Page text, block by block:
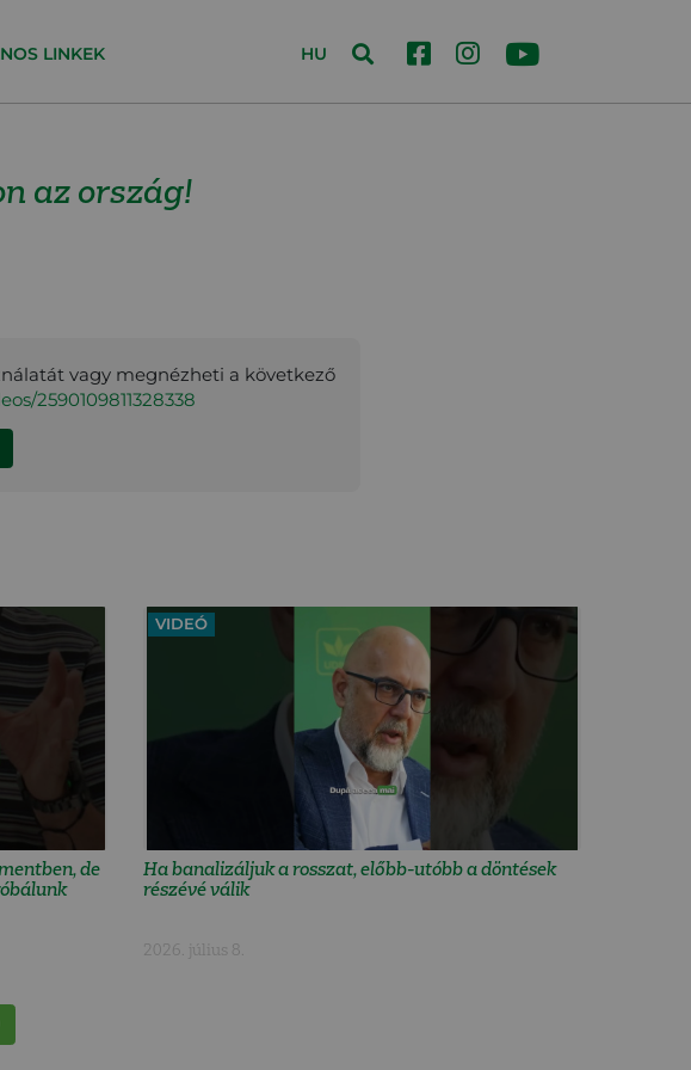
LINKEK HU
az ország!
vagy megnézheti a következő
2590109811328338
de
VIDEÓ
Ha banalizáljuk a rosszat, előbb-utóbb a döntések
részévé válik
2026. július 8.